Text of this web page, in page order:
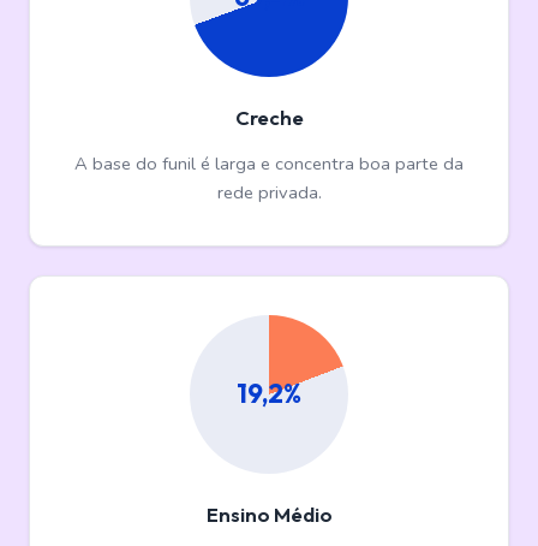
Creche
A base do funil é larga e concentra boa parte da
rede privada.
19,2%
Ensino Médio